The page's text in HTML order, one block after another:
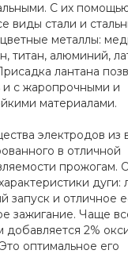
С их
виды стали и
металлы:
титан, алюминий,
лантана
и с жаропрочными и
материалами.
электродов из
в отличной
прожогам.
дуги:
запуск и отличное
зажигание. Чаще
добавляется 2%
оптимальное его